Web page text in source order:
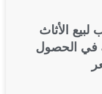
الأثاث
في الحصول